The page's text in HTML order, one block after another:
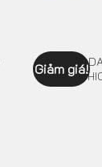
Giảm giá!
GIÀY MỌI
NEW